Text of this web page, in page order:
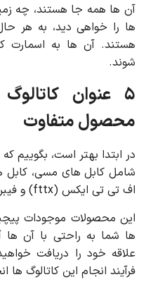
آن ها همه جا هستند، چه
ها را خواهی دید، به هر
هستند. آن ها به اسمارت
شوند.
محصول متفاوت
در ابتدا بهتر است، بگوییم
شامل کابل های مسی، کابل
اف تی تی ایکس (fttx) و فیبر های نوری می باشد.
این محصولات موجودات
ها شما به راحتی با آن ها
علاقه خود را دریافت
فرآیند انجام این کاتالوگ ها